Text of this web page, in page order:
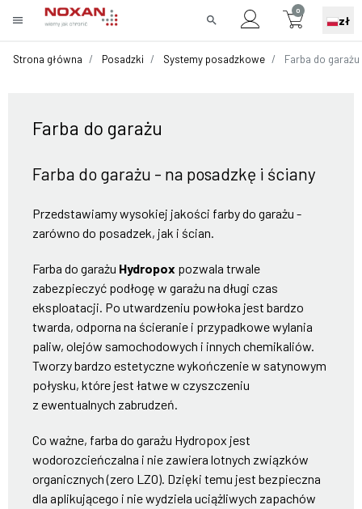
menu search
0
zł
Strona główna Posadzki Systemy posadzkowe Farba do garażu
Farba do garażu
Farba do garażu - na posadzkę i ściany
Przedstawiamy wysokiej jakości farby do garażu -
zarówno do posadzek, jak i ścian.
Farba do garażu Hydropox pozwala trwale
zabezpieczyć podłogę w garażu na długi czas
eksploatacji. Po utwardzeniu powłoka jest bardzo
twarda, odporna na ścieranie i przypadkowe wylania
paliw, olejów samochodowych i innych chemikaliów.
Tworzy bardzo estetyczne wykończenie w satynowym
połysku, które jest łatwe w czyszczeniu
z ewentualnych zabrudzeń.
Co ważne, farba do garażu Hydropox jest
wodorozcieńczalna i nie zawiera lotnych związków
organicznych (zero LZO). Dzięki temu jest bezpieczna
dla aplikującego i nie wydziela uciążliwych zapachów